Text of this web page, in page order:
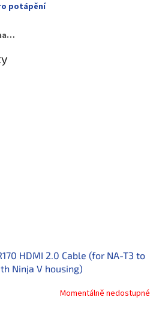
potápění
HDMI 2.0 Cable (for NA-T3 to
Ninja V housing)
Momentálně nedostupné